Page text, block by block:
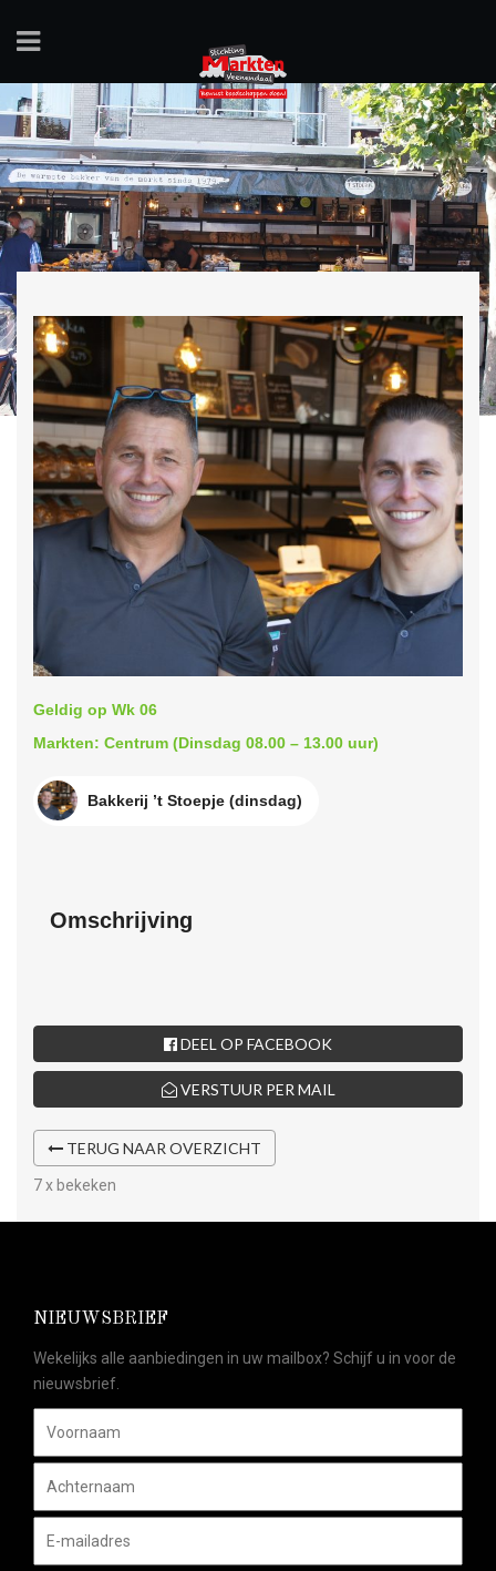
Geldig op Wk 06
Markten: Centrum (Dinsdag 08.00 – 13.00 uur)
Bakkerij ’t Stoepje (dinsdag)
Omschrijving
DEEL OP FACEBOOK
VERSTUUR PER MAIL
TERUG NAAR OVERZICHT
7 x bekeken
NIEUWSBRIEF
Wekelijks alle aanbiedingen in uw mailbox? Schijf u in voor de
nieuwsbrief.